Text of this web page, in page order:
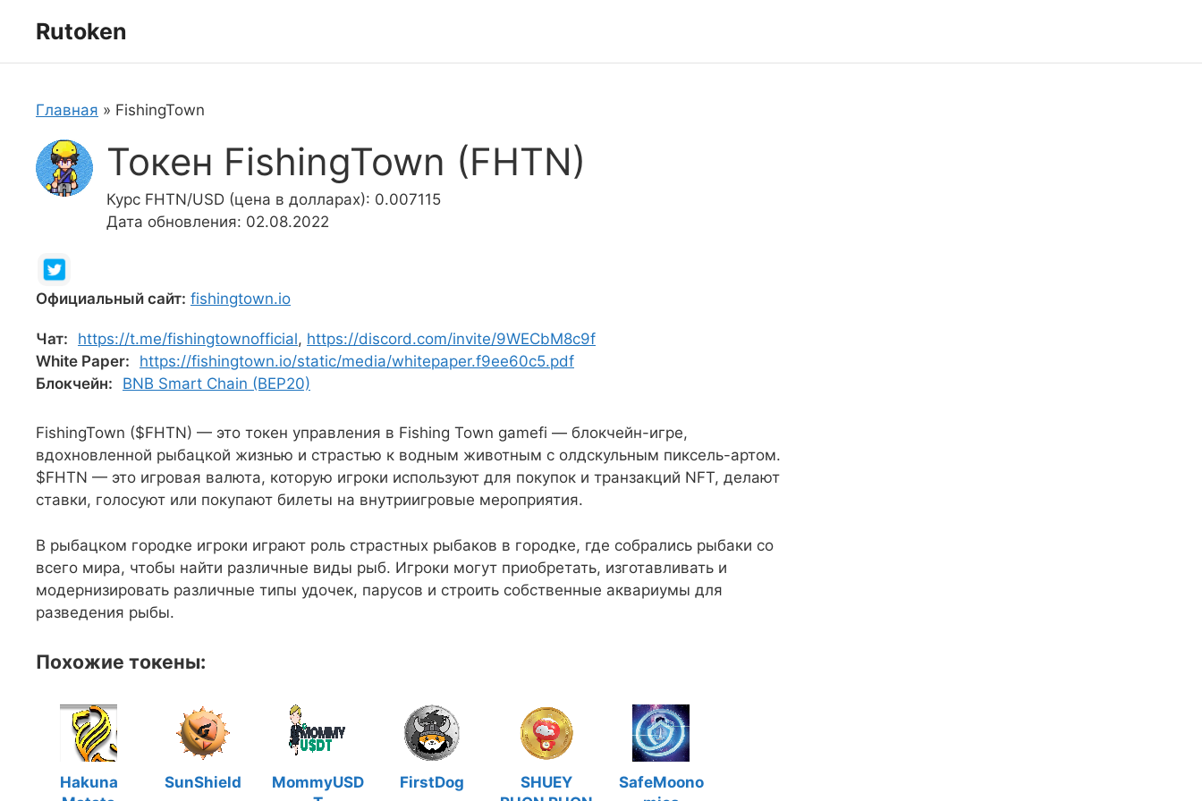
Rutoken
Главная » FishingTown
Токен FishingTown (FHTN)
Курс FHTN/USD (цена в долларах): 0.007115
Дата обновления: 02.08.2022
Официальный сайт: fishingtown.io
Чат: https://t.me/fishingtownofficial, https://discord.com/invite/9WECbM8c9f
White Paper:
https://fishingtown.io/static/media/whitepaper.f9ee60c5.pdf
Блокчейн:
BNB Smart Chain (BEP20)
FishingTown ($FHTN) — это токен управления в Fishing Town gamefi — блокчейн-игре,
вдохновленной рыбацкой жизнью и страстью к водным животным с олдскульным пиксель-артом.
$FHTN — это игровая валюта, которую игроки используют для покупок и транзакций NFT, делают
ставки, голосуют или покупают билеты на внутриигровые мероприятия.
В рыбацком городке игроки играют роль страстных рыбаков в городке, где собрались рыбаки со
всего мира, чтобы найти различные виды рыб. Игроки могут приобретать, изготавливать и
модернизировать различные типы удочек, парусов и строить собственные аквариумы для
разведения рыбы.
Похожие токены:
Hakuna
SunShield
MommyUSD
FirstDog
SHUEY
SafeMoono